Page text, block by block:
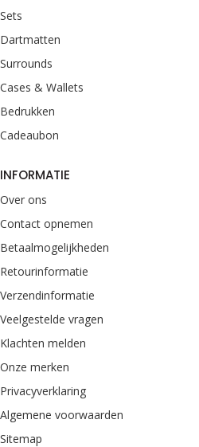
Sets
Dartmatten
Surrounds
Cases & Wallets
Bedrukken
Cadeaubon
INFORMATIE
Over ons
Contact opnemen
Betaalmogelijkheden
Retourinformatie
Verzendinformatie
Veelgestelde vragen
Klachten melden
Onze merken
Privacyverklaring
Algemene voorwaarden
Sitemap